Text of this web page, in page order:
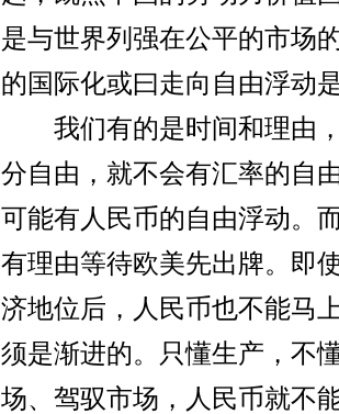
是与世界列强在公平的市场
的国际化或曰走向自由浮动
我们有的是时间和理由，
分自由，就不会有汇率的自
可能有人民币的自由浮动。
有理由等待欧美先出牌。即
济地位后，人民币也不能马
须是渐进的。只懂生产，不
场、驾驭市场，人民币就不